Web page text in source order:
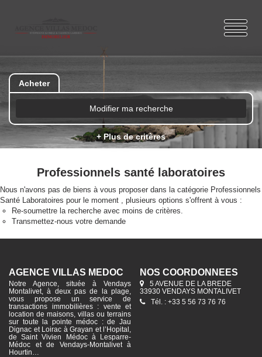
Acheter
Modifier ma recherche
+ Plus de critères
Professionnels santé laboratoires
Nous n'avons pas de biens à vous proposer dans la catégorie Professionnels
Santé Laboratoires pour le moment , plusieurs options s'offrent à vous :
Re-soumettre la recherche avec moins de critères.
Transmettez-nous votre demande
AGENCE VILLAS MÉDOC
Notre Agence, située à Vendays
Montalivet, à deux pas de la plage,
vous propose un service de
transactions immobilières : vente et
location de maisons, villas ou terrains
sur toute la pointe médoc : de Jau
Dignac et Loirac à Grayan et l’Hopital,
de Saint Vivien Médoc à Lesparre-
Médoc et de Vendays-Montalivet à
Hourtin…
NOS COORDONNÉES
5 AVENUE DE LA BREDE
33930 VENDAYS MONTALIVET
Tél. : +33 5 56 73 76 76